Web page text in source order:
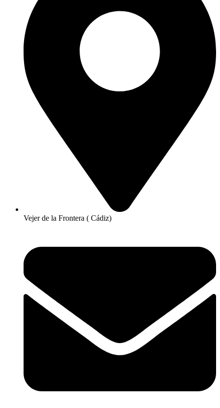
Vejer de la Frontera ( Cádiz)